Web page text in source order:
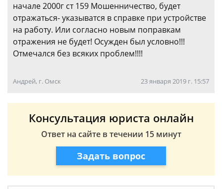
начале 2000г ст 159 Мошенничество, будет
отражаться- указыватся в справке при устройстве
на работу. Или согласно новым поправкам
отражения не будет! Осужден был условно!!!
Отмечался без всяких проблем!!!!
Андрей, г. Омск 23 января 2019 г. 15:57
Консультация юриста онлайн
Ответ на сайте в течении 15 минут
Задать вопрос